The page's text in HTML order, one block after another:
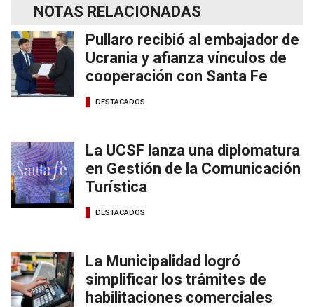
NOTAS RELACIONADAS
Pullaro recibió al embajador de
Ucrania y afianza vínculos de
cooperación con Santa Fe
DESTACADOS
La UCSF lanza una diplomatura
en Gestión de la Comunicación
Turística
DESTACADOS
La Municipalidad logró
simplificar los trámites de
habilitaciones comerciales